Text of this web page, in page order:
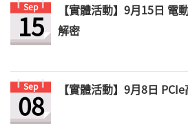
Sep
15
【實體活動】9月15日 電
解密
Sep
08 【實體活動】9月8日